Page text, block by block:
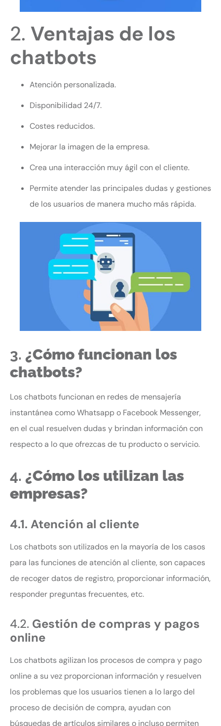
2. Ventajas de los
chatbots
Atención personalizada.
Disponibilidad 24/7.
Costes reducidos.
Mejorar la imagen de la empresa.
Crea una interacción muy ágil con el cliente.
Permite atender las principales dudas y gestiones
de los usuarios de manera mucho más rápida.
3. ¿Cómo funcionan los
chatbots?
Los chatbots funcionan en redes de mensajería
instantánea como Whatsapp o Facebook Messenger,
en el cual resuelven dudas y brindan información con
respecto a lo que ofrezcas de tu producto o servicio.
4. ¿Cómo los utilizan las
empresas?
4.1. Atención al cliente
Los chatbots son utilizados en la mayoría de los casos
para las funciones de atención al cliente, son capaces
de recoger datos de registro, proporcionar información,
responder preguntas frecuentes, etc.
4.2. Gestión de compras y pagos
online
Los chatbots agilizan los procesos de compra y pago
online a su vez proporcionan información y resuelven
los problemas que los usuarios tienen a lo largo del
proceso de decisión de compra, ayudan con
búsquedas de artículos similares o incluso permiten